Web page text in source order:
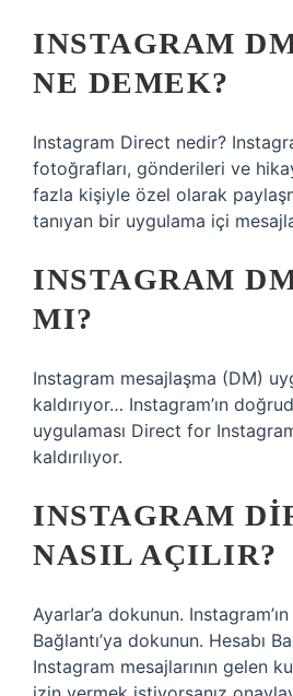
INSTAGRAM
NE DEMEK?
Instagram Direct nedir?
fotoğrafları, gönderileri ve
fazla kişiyle özel olarak
tanıyan bir uygulama içi
INSTAGRAM
MI?
Instagram mesajlaşma (DM)
kaldırıyor… Instagram’ın
uygulaması Direct for
kaldırılıyor.
INSTAGRAM
NASIL AÇILIR?
Ayarlar’a dokunun.
Bağlantı’ya dokunun. Hesabı
Instagram mesajlarının gelen